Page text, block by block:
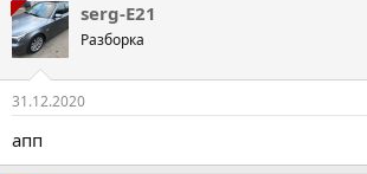
serg-E21
Разборка
31.12.2020
апп